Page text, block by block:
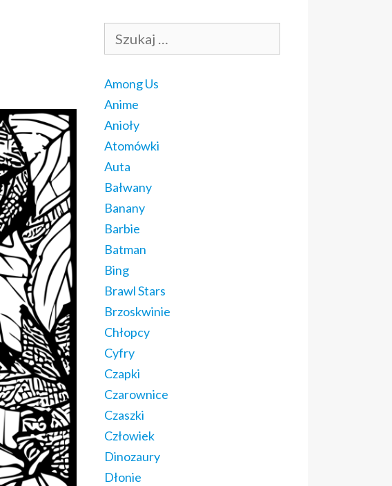
Among Us
Anime
Anioły
Atomówki
Auta
Bałwany
Banany
Barbie
Batman
Bing
Brawl Stars
Brzoskwinie
Chłopcy
Cyfry
Czapki
Czarownice
Czaszki
Człowiek
Dinozaury
Dłonie